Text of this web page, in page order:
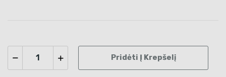
Pridėti Į Krepšelį